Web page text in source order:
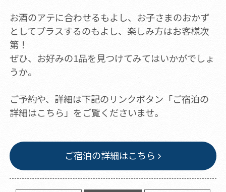
お酒のアテに合わせるもよし、お子さまのおかず
としてプラスするのもよし、楽しみ方はお客様次
第！
ぜひ、お好みの1品を見つけてみてはいかがでしょ
うか。
ご予約や、詳細は下記のリンクボタン「ご宿泊の
詳細はこちら」をご覧くださいませ。
ご宿泊の詳細はこちら